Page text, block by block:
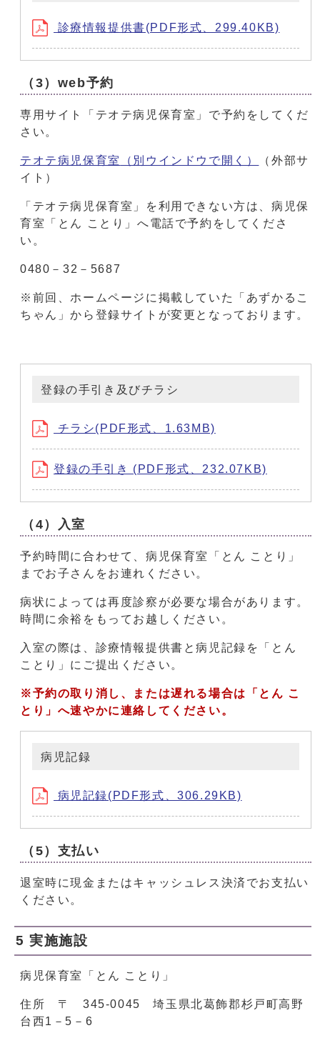
診療情報提供書(PDF形式、299.40KB)
（3）web予約
専用サイト「テオテ病児保育室」で予約をしてくだ
さい。
テオテ病児保育室 （別ウインドウで開く）
（外部サ
イト）
「テオテ病児保育室」を利用できない方は、病児保
育室「とん ことり」へ電話で予約をしてくださ
い。
0480－32－5687
※前回、ホームページに掲載していた「あずかるこ
ちゃん」から登録サイトが変更となっております。
登録の手引き及びチラシ
チラシ(PDF形式、1.63MB)
登録の手引き (PDF形式、232.07KB)
（4）入室
予約時間に合わせて、病児保育室「とん ことり」
までお子さんをお連れください。
病状によっては再度診察が必要な場合があります。
時間に余裕をもってお越しください。
入室の際は、診療情報提供書と病児記録を「とん
ことり」にご提出ください。
※予約の取り消し、または遅れる場合は「とん こ
とり」へ速やかに連絡してください。
病児記録
病児記録(PDF形式、306.29KB)
（5）支払い
退室時に現金またはキャッシュレス決済でお支払い
ください。
5 実施施設
病児保育室「とん ことり」
住所 〒 345‐0045 埼玉県北葛飾郡杉戸町高野
台西1－5－6